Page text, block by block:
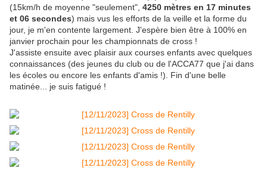
(15km/h de moyenne "seulement", 4250 mètres en 17 minutes
et 06 secondes) mais vus les efforts de la veille et la forme du
jour, je m'en contente largement. J'espère bien être à 100% en
janvier prochain pour les championnats de cross !
J'assiste ensuite avec plaisir aux courses enfants avec quelques
connaissances (des jeunes du club ou de l'ACCA77 que j'ai dans
les écoles ou encore les enfants d'amis !). Fin d'une belle
matinée... je suis fatigué !